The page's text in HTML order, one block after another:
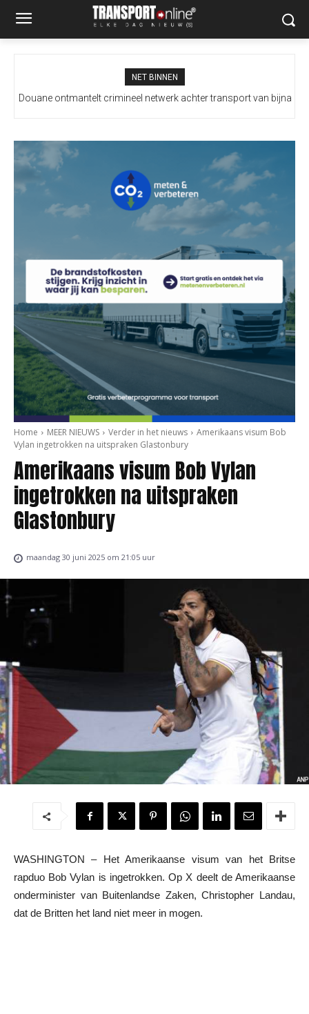
NET BINNEN
Douane ontmantelt crimineel netwerk achter transport van bijna
Home MEER NIEUWS Verder in het nieuws
Amerikaans visum Bob
Vylan ingetrokken na uitspraken Glastonbury
Amerikaans visum Bob Vylan
ingetrokken na uitspraken
Glastonbury
maandag 30 juni 2025 om 21:05 uur
WASHINGTON – Het Amerikaanse visum van het Britse
rapduo Bob Vylan is ingetrokken. Op X deelt de Amerikaanse
onderminister van Buitenlandse Zaken, Christopher Landau,
dat de Britten het land niet meer in mogen.